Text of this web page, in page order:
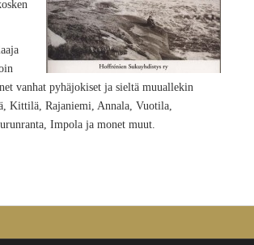
vanhat pyhäjokiset ja sieltä muuallekin
Kittilä, Rajaniemi, Annala, Vuotila,
Impola ja monet muut.